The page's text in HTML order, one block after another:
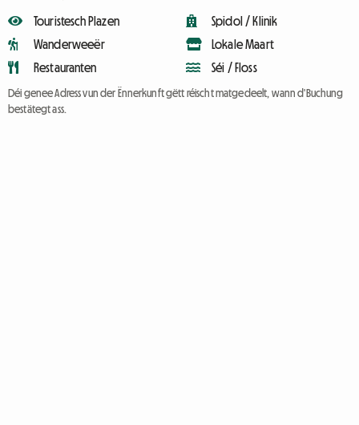
Touristesch Plazen
Wanderweeër
Restauranten
Spidol / Klinik
Lokale Maart
Séi / Floss
Déi genee Adress vun der Ënnerkunft gëtt réischt matgedeelt, wann d'Buchung
bestätegt ass.